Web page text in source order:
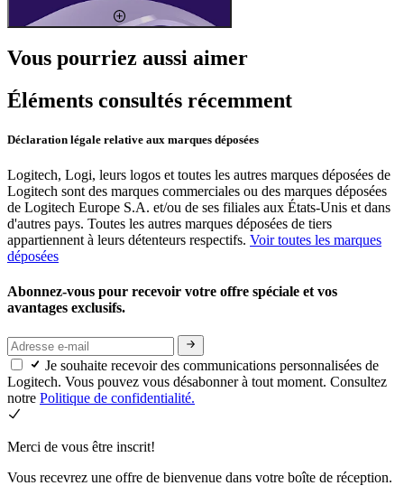
Vous pourriez aussi aimer
Éléments consultés récemment
Déclaration légale relative aux marques déposées
Logitech, Logi, leurs logos et toutes les autres marques déposées de
Logitech sont des marques commerciales ou des marques déposées
de Logitech Europe S.A. et/ou de ses filiales aux États-Unis et dans
d'autres pays. Toutes les autres marques déposées de tiers
appartiennent à leurs détenteurs respectifs. Voir toutes les marques
déposées
Abonnez-vous pour recevoir votre offre spéciale et vos
avantages exclusifs.
Je souhaite recevoir des communications personnalisées de
Logitech. Vous pouvez vous désabonner à tout moment. Consultez
notre Politique de confidentialité.
Merci de vous être inscrit!
Vous recevrez une offre de bienvenue dans votre boîte de réception.